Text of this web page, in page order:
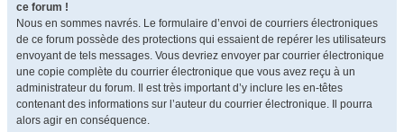
ce forum !
Nous en sommes navrés. Le formulaire d’envoi de courriers électroniques
de ce forum possède des protections qui essaient de repérer les utilisateurs
envoyant de tels messages. Vous devriez envoyer par courrier électronique
une copie complète du courrier électronique que vous avez reçu à un
administrateur du forum. Il est très important d’y inclure les en-têtes
contenant des informations sur l’auteur du courrier électronique. Il pourra
alors agir en conséquence.